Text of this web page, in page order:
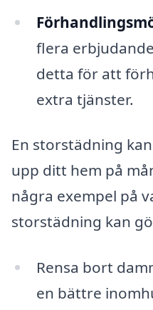
flera
detta för att
extra tjänster.
En storstädning
upp ditt hem på
några exempel på
storstädning kan
Rensa bort
en bättre